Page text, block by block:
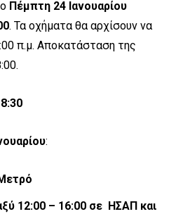
Πέμπτη 24 Ιανουαρίου
. Τα οχήματα θα αρχίσουν να
π.μ. Αποκατάσταση της
:
12:00 – 16:00 σε ΗΣΑΠ και